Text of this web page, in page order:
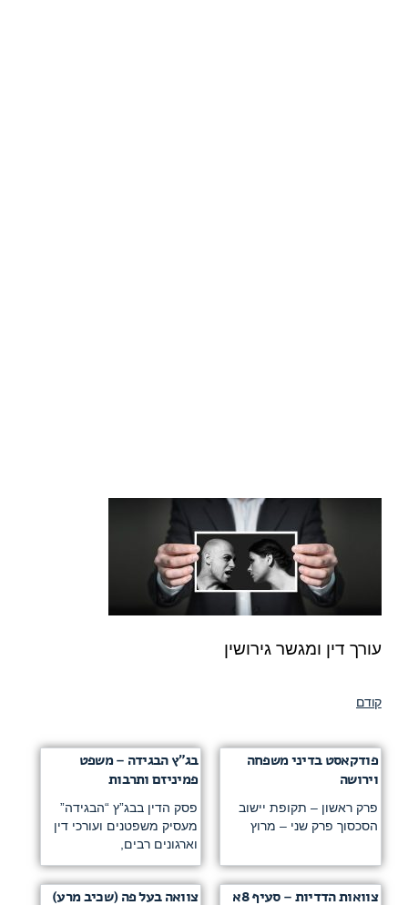
עורך דין ומגשר גירושין
קודם
פודקאסט בדיני משפחה
וירושה
פרק ראשון – תקופת יישוב
הסכסוך פרק שני – מרוץ
בג”ץ הבגידה – משפט
פמיניזם ותרבות
פסק הדין בבג”ץ “הבגידה”
מעסיק משפטנים ועורכי דין
וארגונים רבים,
צוואות הדדיות – סעיף 8א
צוואה בעל פה (שכיב מרע)